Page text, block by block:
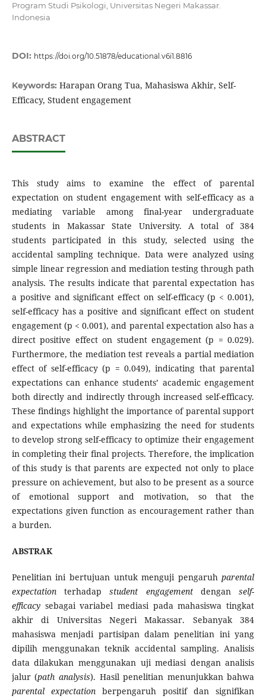
Program Studi Psikologi, Universitas Negeri Makassar.
Indonesia
DOI: https://doi.org/10.51878/educational.v6i1.8816
Keywords: Harapan Orang Tua, Mahasiswa Akhir, Self-
Efficacy, Student engagement
ABSTRACT
This study aims to examine the effect of parental
expectation on student engagement with self-efficacy as a
mediating variable among final-year undergraduate
students in Makassar State University. A total of 384
students participated in this study, selected using the
accidental sampling technique. Data were analyzed using
simple linear regression and mediation testing through path
analysis. The results indicate that parental expectation has
a positive and significant effect on self-efficacy (p < 0.001),
self-efficacy has a positive and significant effect on student
engagement (p < 0.001), and parental expectation also has a
direct positive effect on student engagement (p = 0.029).
Furthermore, the mediation test reveals a partial mediation
effect of self-efficacy (p = 0.049), indicating that parental
expectations can enhance students’ academic engagement
both directly and indirectly through increased self-efficacy.
These findings highlight the importance of parental support
and expectations while emphasizing the need for students
to develop strong self-efficacy to optimize their engagement
in completing their final projects. Therefore, the implication
of this study is that parents are expected not only to place
pressure on achievement, but also to be present as a source
of emotional support and motivation, so that the
expectations given function as encouragement rather than
a burden.
ABSTRAK
Penelitian ini bertujuan untuk menguji pengaruhparental
expectationterhadapstudent engagementdenganself-
efficacysebagai variabel mediasi pada mahasiswa tingkat
akhir di Universitas Negeri Makassar. Sebanyak 384
mahasiswa menjadi partisipan dalam penelitian ini yang
dipilih menggunakan teknik accidental sampling. Analisis
data dilakukan menggunakan uji mediasi dengan analisis
jalur (path analysis). Hasil penelitian menunjukkan bahwa
parental expectationberpengaruh positif dan signifikan